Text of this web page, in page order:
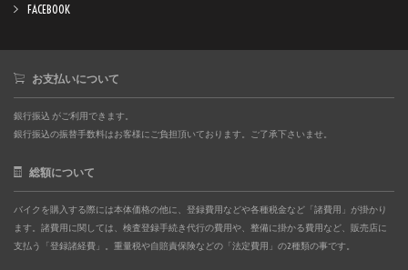
FACEBOOK
お支払いについて
銀行振込 がご利用できます。
銀行振込の振替手数料はお客様にご負担頂いております。ご了承下さいませ。
総額について
バイクを購入する際には本体価格の他に、登録費用などや各種税金など「諸費用」が掛かり
ます。諸費用に関しては、検査登録手続き代行の費用や、整備に掛かる費用など、販売店に
支払う「登録諸経費」。重量税や自賠責保険などの「法定費用」の2種類の事です。